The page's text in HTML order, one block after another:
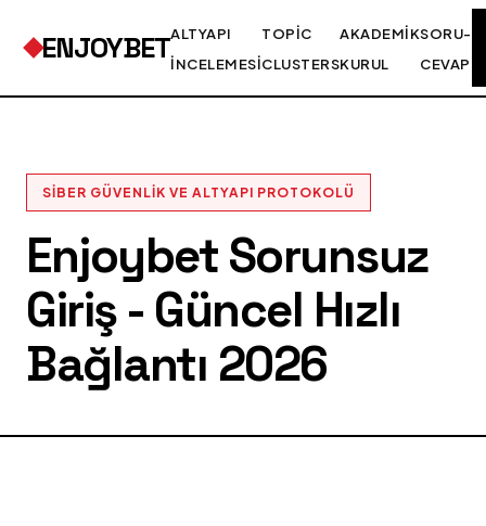
ENJOYBETALTYAPI
İNCELEMESI
TOPIC
CLUSTERS
AKADEMIK
KURUL
SORU-
CEVAP
SIBER GÜVENLIK VE ALTYAPI PROTOKOLÜ
Enjoybet Sorunsuz
Giriş - Güncel Hızlı
Bağlantı 2026